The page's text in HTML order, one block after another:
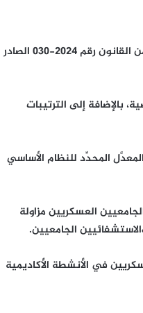
يهدف هذا المشروع إلى تحديد محيط المنطقة الحرة بنواذيبو، وذلك طبقا لأحكام المادة 4 من القانون رقم 2024-030 الصادر
بالإضافة إلى الترتيبات
مرسوم يعدل بعض ترتيبات المرسوم رقم 2006-126 الصادر بتاريخ 4 ديسمبر 2006، المعدَّل المحدِّد للنظام الأساسي
العسكريين مزاولة
الجامعيين.
في الأنشطة الأكاديمية